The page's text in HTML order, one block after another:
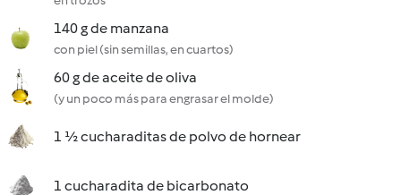
140 g de manzana
con piel (sin semillas, en cuartos)
60 g de aceite de oliva
(y un poco más para engrasar el molde)
1 ½ cucharaditas de polvo de hornear
1 cucharadita de bicarbonato